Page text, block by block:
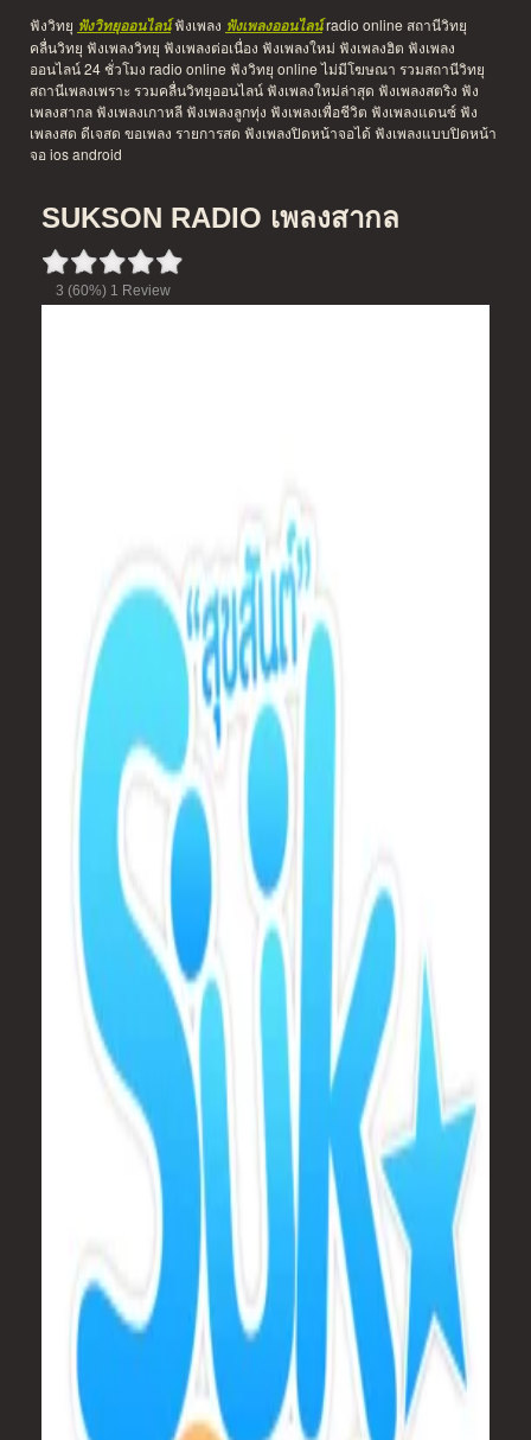
ฟังวิทยุ ฟังวิทยุออนไลน์ฟังเพลง ฟังเพลงออนไลน์radio online สถานีวิทยุ
คลื่นวิทยุ ฟังเพลงวิทยุ ฟังเพลงต่อเนื่อง ฟังเพลงใหม่ ฟังเพลงฮิต ฟังเพลง
ออนไลน์ 24 ชั่วโมง radio online ฟังวิทยุ online ไม่มีโฆษณา รวมสถานีวิทยุ
สถานีเพลงเพราะ รวมคลื่นวิทยุออนไลน์ ฟังเพลงใหม่ล่าสุด ฟังเพลงสตริง ฟัง
เพลงสากล ฟังเพลงเกาหลี ฟังเพลงลูกทุ่ง ฟังเพลงเพื่อชีวิต ฟังเพลงแดนซ์ ฟัง
เพลงสด ดีเจสด ขอเพลง รายการสด ฟังเพลงปิดหน้าจอได้ ฟังเพลงแบบปิดหน้า
จอ ios android
SUKSON RADIO เพลงสากล
3 (60%) 1 Review